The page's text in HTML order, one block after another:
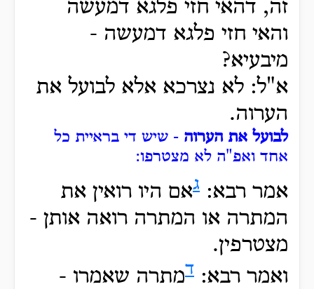
זה, דהאי חזי פלגא דמעשה
והאי חזי פלגא דמעשה -
מיבעיא?
א"ל: לא נצרכא אלא לבועל את
הערוה.
לבועל את הערוה - שיש די בראיית כל
אחד ואפ"ה לא מצטרפו:
אמר רבא: גאם היו רואין את
המתרה או המתרה רואה אותן -
מצטרפין.
ואמר רבא: דמתרה שאמרו -